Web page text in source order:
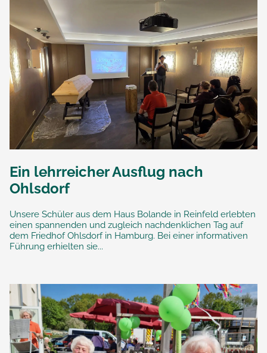
Ein lehrreicher Ausflug nach
Ohlsdorf
Unsere Schüler aus dem Haus Bolande in Reinfeld erlebten
einen spannenden und zugleich nachdenklichen Tag auf
dem Friedhof Ohlsdorf in Hamburg. Bei einer informativen
Führung erhielten sie...